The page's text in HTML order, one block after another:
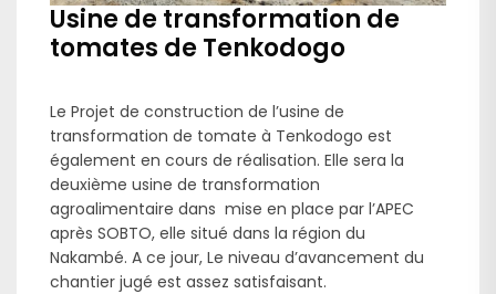
Usine de transformation de
tomates de Tenkodogo
Le Projet de construction de l’usine de
transformation de tomate à Tenkodogo est
également en cours de réalisation. Elle sera la
deuxième usine de transformation
agroalimentaire dans mise en place par l’APEC
après SOBTO, elle situé dans la région du
Nakambé. A ce jour, Le niveau d’avancement du
chantier jugé est assez satisfaisant.